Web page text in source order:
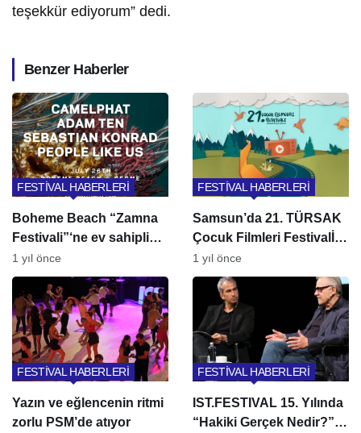
teşekkür ediyorum” dedi.
Benzer Haberler
Boheme Beach “Zamna
Festivali”‘ne ev sahipliği
yapıyor
FESTİVAL HABERLERİ
1 yıl önce
Samsun’da 21. TÜRSAK
Çocuk Filmleri Festivalİ
başlıyor
FESTİVAL HABERLERİ
1 yıl önce
Yazın ve eğlencenin ritmi
zorlu PSM’de atıyor
FESTİVAL HABERLERİ
IST.FESTIVAL 15. Yılında
“Hakiki Gerçek Nedir?”
FESTİVAL HABERLERİ